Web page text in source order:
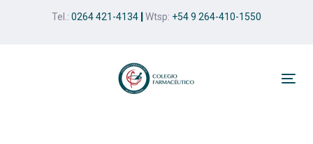
Tel.: 0264 421-4134 Wtsp: +54 9 264-410-1550